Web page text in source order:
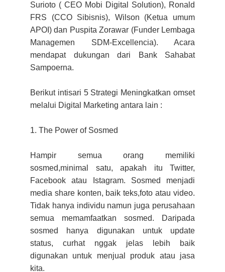
Surioto ( CEO Mobi Digital Solution), Ronald
FRS (CCO Sibisnis), Wilson (Ketua umum
APOI) dan Puspita Zorawar (Funder Lembaga
Managemen SDM-Excellencia). Acara
mendapat dukungan dari Bank Sahabat
Sampoerna.
Berikut intisari 5 Strategi Meningkatkan omset
melalui Digital Marketing antara lain :
1. The Power of Sosmed
Hampir semua orang memiliki
sosmed,minimal satu, apakah itu Twitter,
Facebook atau Istagram. Sosmed menjadi
media share konten, baik teks,foto atau video.
Tidak hanya individu namun juga perusahaan
semua memamfaatkan sosmed. Daripada
sosmed hanya digunakan untuk update
status, curhat nggak jelas lebih baik
digunakan untuk menjual produk atau jasa
kita.